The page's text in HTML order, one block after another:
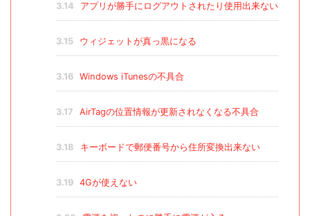
3.14 アプリが勝手にログアウトされたり使用出来ない
3.15 ウィジェットが真っ黒になる
3.16 Windows iTunesの不具合
3.17 AirTagの位置情報が更新されなくなる不具合
3.18 キーボードで郵便番号から住所変換出来ない
3.19 4Gが使えない